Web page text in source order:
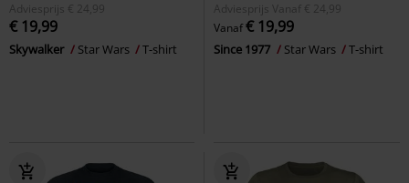
Adviesprijs € 24,99
€ 19,99
Skywalker Star Wars T-shirt
Adviesprijs
Vanaf € 24,99
Vanaf€ 19,99
Since 1977 Star Wars T-shirt